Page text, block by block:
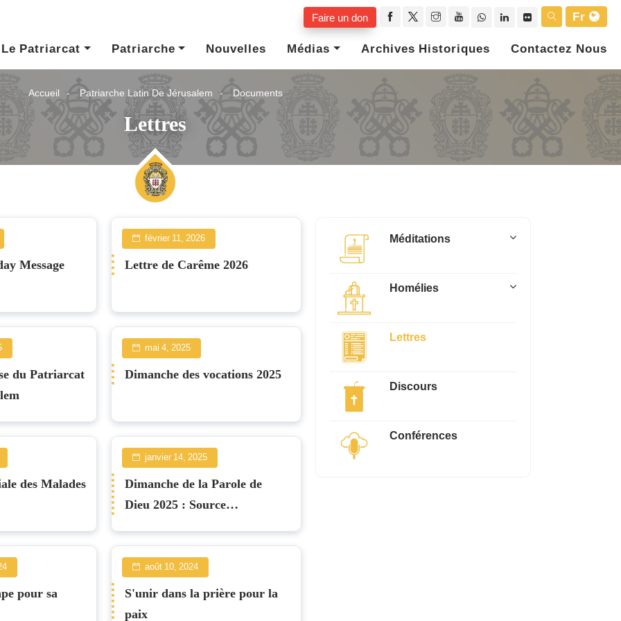
Faire un don
Fr
Le Patriarcat
Patriarche Nouvelles Médias Archives Historiques Contactez Nous
Accueil Patriarche Latin De Jérusalem Documents
Lettres
Message
février 11, 2026
Lettre de Carême 2026
du Patriarcat
mai 4, 2025
Dimanche des vocations 2025
des Malades
janvier 14, 2025
Dimanche de la Parole de
Dieu 2025 : Source
pour sa
août 10, 2024
S'unir dans la prière pour la
paix
Méditations
Homélies
Lettres
Discours
Conférences